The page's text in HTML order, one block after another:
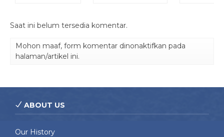
Saat ini belum tersedia komentar.
Mohon maaf, form komentar dinonaktifkan pada
halaman/artikel ini.
ABOUT US
Our History